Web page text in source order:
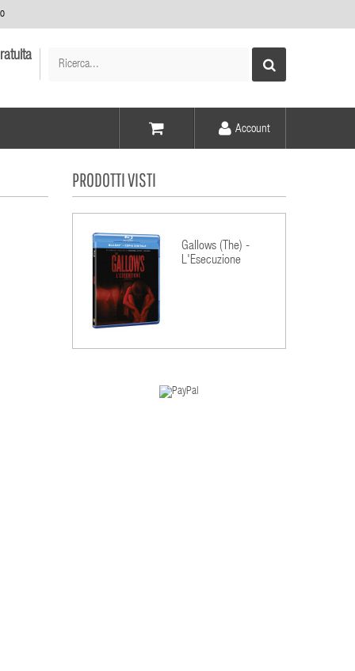
Elementi -
Account
PRODOTTI VISTI
Gallows (The) -
L'Esecuzione